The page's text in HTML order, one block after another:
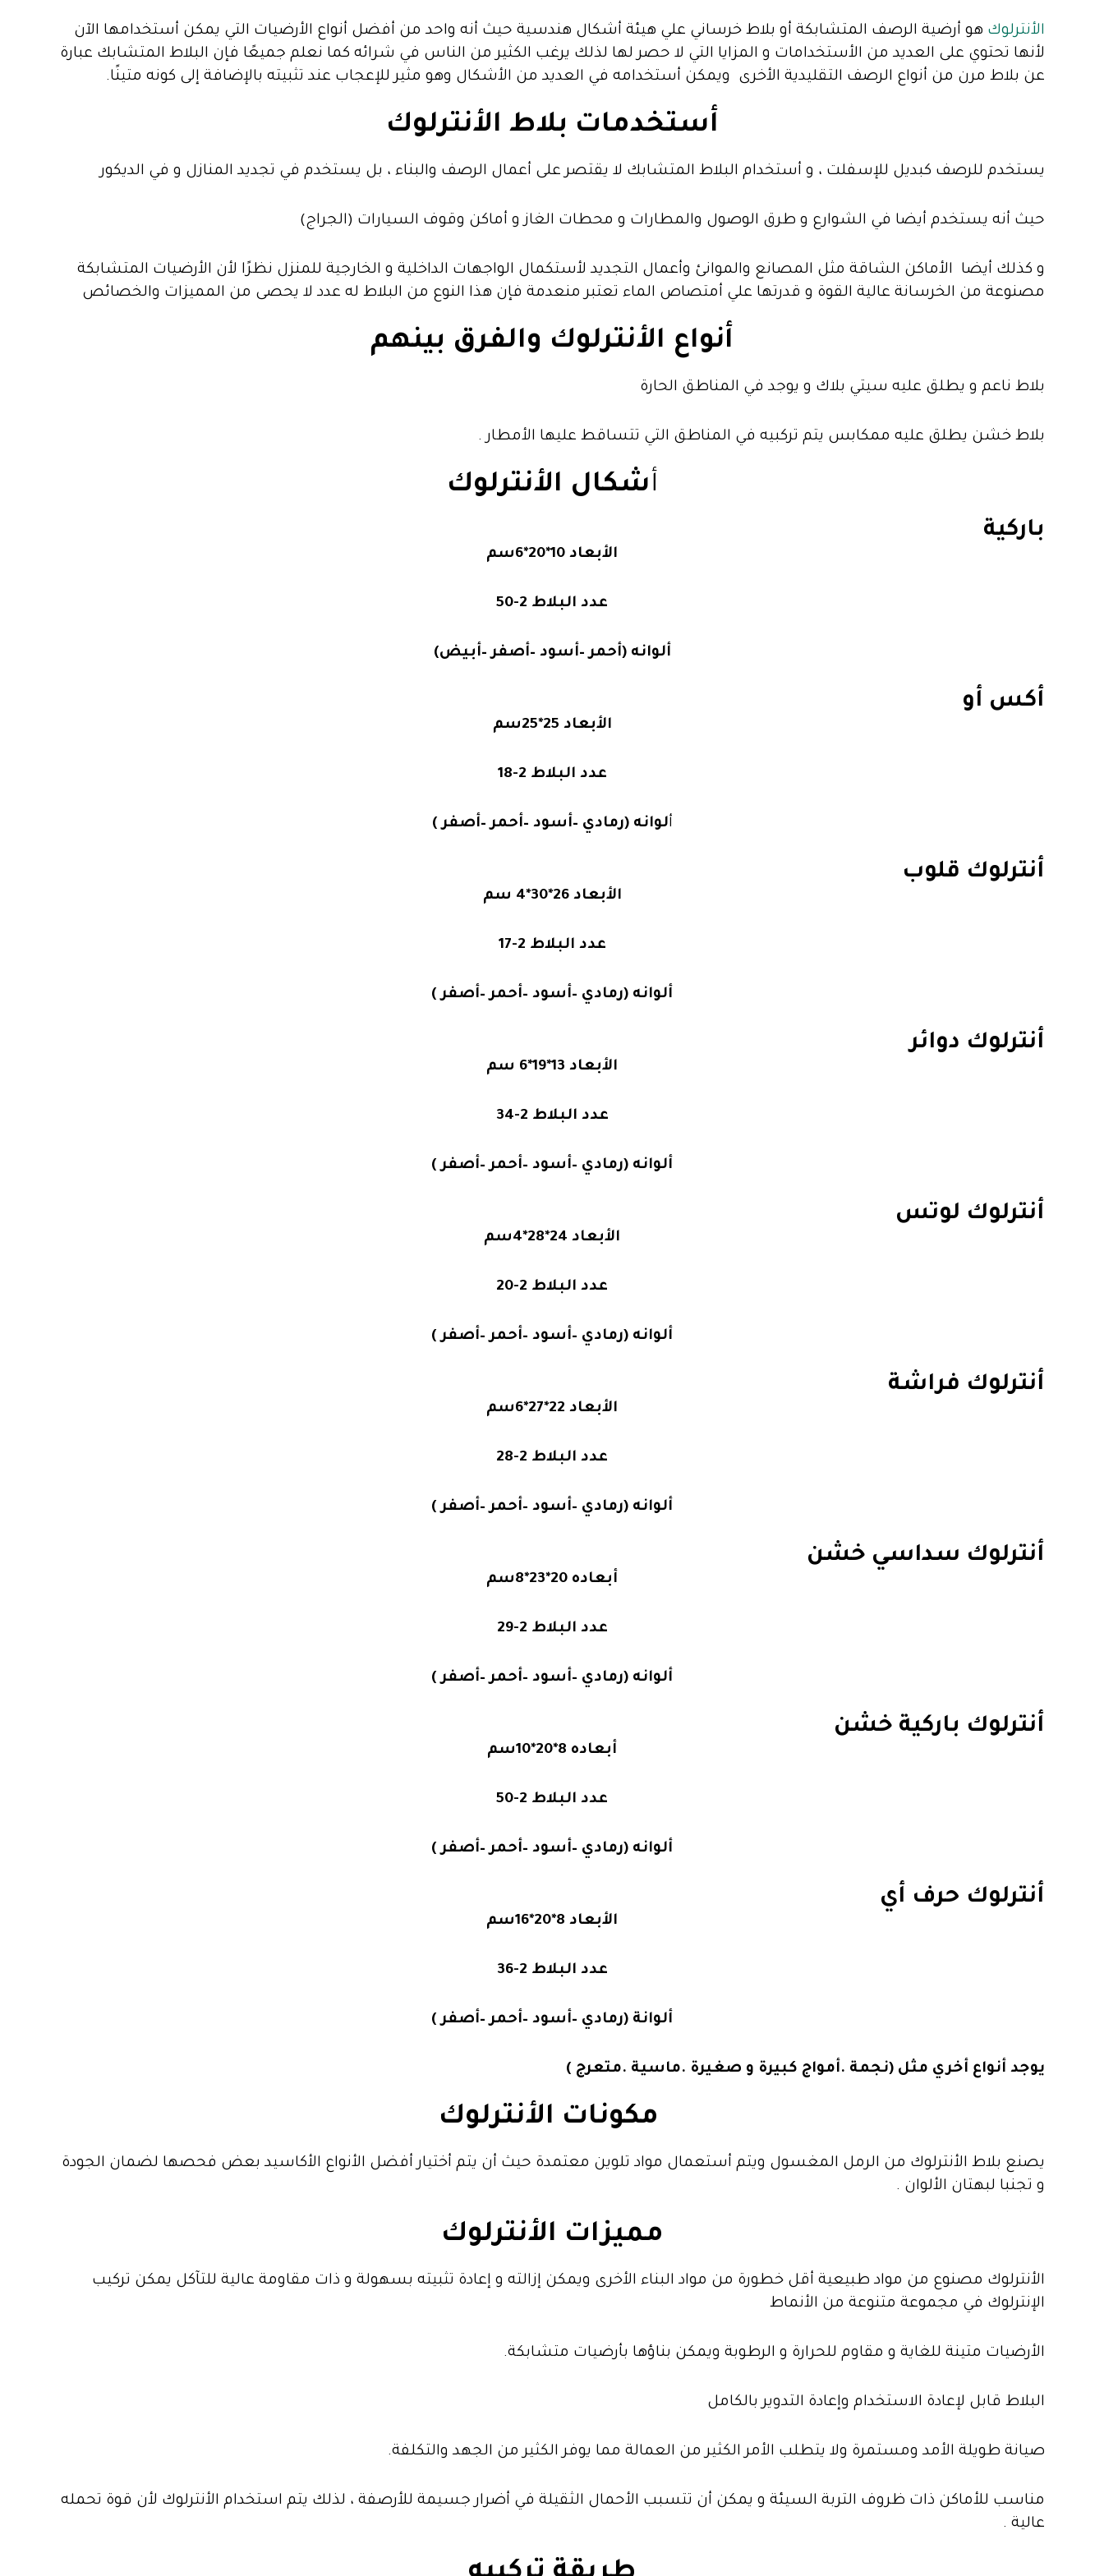
m
e
s
n
g
e
r
الأنترلوك هو أرضية الرصف المتشابكة أو بلاط خرساني علي هيئة أشكال هندسية حيث أنه واحد من أفضل أنواع الأرضيات التي يمكن أستخدامها الآن
لأنها تحتوي على العديد من الأستخدامات و المزايا التي لا حصر لها لذلك يرغب الكثير من الناس في شرائه كما نعلم جميعًا فإن البلاط المتشابك عبارة
عن بلاط مرن من أنواع الرصف التقليدية الأخرى ويمكن أستخدامه في العديد من الأشكال وهو مثير للإعجاب عند تثبيته بالإضافة إلى كونه متينًا.
أستخدمات بلاط الأنترلوك
يستخدم للرصف كبديل للإسفلت ، و أستخدام البلاط المتشابك لا يقتصر على أعمال الرصف والبناء ، بل يستخدم في تجديد المنازل و في الديكور
حيث أنه يستخدم أيضا في الشوارع و طرق الوصول والمطارات و محطات الغاز و أماكن وقوف السيارات (الجراج)
و كذلك أيضا الأماكن الشاقة مثل المصانع والموانئ وأعمال التجديد لأستكمال الواجهات الداخلية و الخارجية للمنزل نظرًا لأن الأرضيات المتشابكة
مصنوعة من الخرسانة عالية القوة و قدرتها علي أمتصاص الماء تعتبر منعدمة فإن هذا النوع من البلاط له عدد لا يحصى من المميزات والخصائص
أنواع الأنترلوك والفرق بينهم
بلاط ناعم و يطلق عليه سيتي بلاك و يوجد في المناطق الحارة
بلاط خشن يطلق عليه ممكابس يتم تركبيه في المناطق التي تتساقط عليها الأمطار .
أشكال الأنترلوك
باركية
الأبعاد 10*20*6سم
عدد البلاط 2-50
ألوانه (أحمر –أسود –أصفر –أبيض)
أكس أو
الأبعاد 25*25سم
عدد البلاط 2-18
ألوانه (رمادي –أسود –أحمر –أصفر )
أنترلوك قلوب
الأبعاد 26*30*4 سم
عدد البلاط 2-17
ألوانه (رمادي –أسود –أحمر –أصفر )
أنترلوك دوائر
الأبعاد 13*19*6 سم
عدد البلاط 2-34
ألوانه (رمادي –أسود –أحمر –أصفر )
أنترلوك لوتس
الأبعاد 24*28*4سم
عدد البلاط 2-20
ألوانه (رمادي –أسود –أحمر –أصفر )
أنترلوك فراشة
الأبعاد 22*27*6سم
عدد البلاط 2-28
ألوانه (رمادي –أسود –أحمر –أصفر )
أنترلوك سداسي خشن
أبعاده 20*23*8سم
عدد البلاط 2-29
ألوانه (رمادي –أسود –أحمر –أصفر )
أنترلوك باركية خشن
أبعاده 8*20*10سم
عدد البلاط 2-50
ألوانه (رمادي –أسود –أحمر –أصفر )
أنترلوك حرف أي
الأبعاد 8*20*16سم
عدد البلاط 2-36
ألوانة (رمادي –أسود –أحمر –أصفر )
يوجد أنواع أخري مثل (نجمة .أمواج كبيرة و صغيرة .ماسية .متعرج )
مكونات الأنترلوك
يصنع بلاط الأنترلوك من الرمل المغسول ويتم أستعمال مواد تلوين معتمدة حيث أن يتم أختيار أفضل الأنواع الأكاسيد بعض فحصها لضمان الجودة
و تجنبا لبهتان الألوان .
مميزات الأنترلوك
الأنترلوك مصنوع من مواد طبيعية أقل خطورة من مواد البناء الأخرى ويمكن إزالته و إعادة تثبيته بسهولة و ذات مقاومة عالية للتآكل يمكن تركيب
الإنترلوك في مجموعة متنوعة من الأنماط
الأرضيات متينة للغاية و مقاوم للحرارة و الرطوبة ويمكن بناؤها بأرضيات متشابكة.
البلاط قابل لإعادة الاستخدام وإعادة التدوير بالكامل
صيانة طويلة الأمد ومستمرة ولا يتطلب الأمر الكثير من العمالة مما يوفر الكثير من الجهد والتكلفة.
مناسب للأماكن ذات ظروف التربة السيئة و يمكن أن تتسبب الأحمال الثقيلة في أضرار جسيمة للأرصفة ، لذلك يتم استخدام الأنترلوك لأن قوة تحمله
عالية .